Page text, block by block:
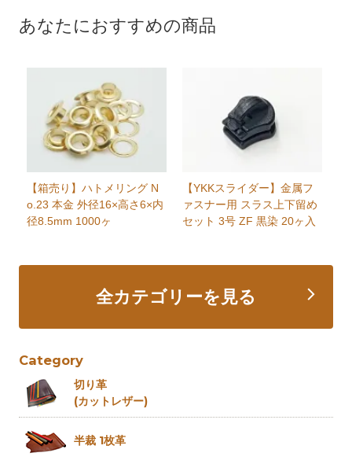
あなたにおすすめの商品
【箱売り】ハトメリング N
o.23 本金 外径16×高さ6×内
径8.5mm 1000ヶ
【YKKスライダー】金属フ
ァスナー用 スラス上下留め
セット 3号 ZF 黒染 20ヶ入
全カテゴリーを見る
Category
切り革
(カットレザー)
半裁 1枚革